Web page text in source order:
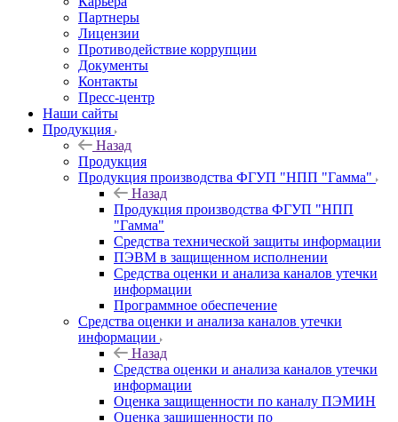
Партнеры
Лицензии
Противодействие коррупции
Документы
Контакты
Пресс-центр
Наши сайты
Продукция
Назад
Продукция
Продукция производства ФГУП "НПП "Гамма"
Назад
Продукция производства ФГУП "НПП
"Гамма"
Средства технической защиты информации
ПЭВМ в защищенном исполнении
Средства оценки и анализа каналов утечки
информации
Программное обеспечение
Средства оценки и анализа каналов утечки
информации
Назад
Средства оценки и анализа каналов утечки
информации
Оценка защищенности по каналу ПЭМИН
Оценка защищенности по